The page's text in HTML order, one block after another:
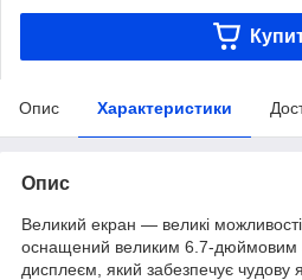
Опис Характеристики
Опис
Великий екран — великі
оснащений великим 6.7-дюймовим
дисплеєм, який забезпечує чудову